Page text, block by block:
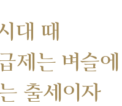
대 때
제는 벼슬에
출세이자